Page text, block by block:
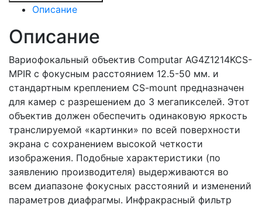
Описание
Описание
Вариофокальный объектив Computar AG4Z1214KCS-
MPIR с фокусным расстоянием 12.5-50 мм. и
стандартным креплением CS-mount предназначен
для камер с разрешением до 3 мегапикселей. Этот
объектив должен обеспечить одинаковую яркость
транслируемой «картинки» по всей поверхности
экрана с сохранением высокой четкости
изображения. Подобные характеристики (по
заявлению производителя) выдерживаются во
всем диапазоне фокусных расстояний и изменений
параметров диафрагмы. Инфракрасный фильтр